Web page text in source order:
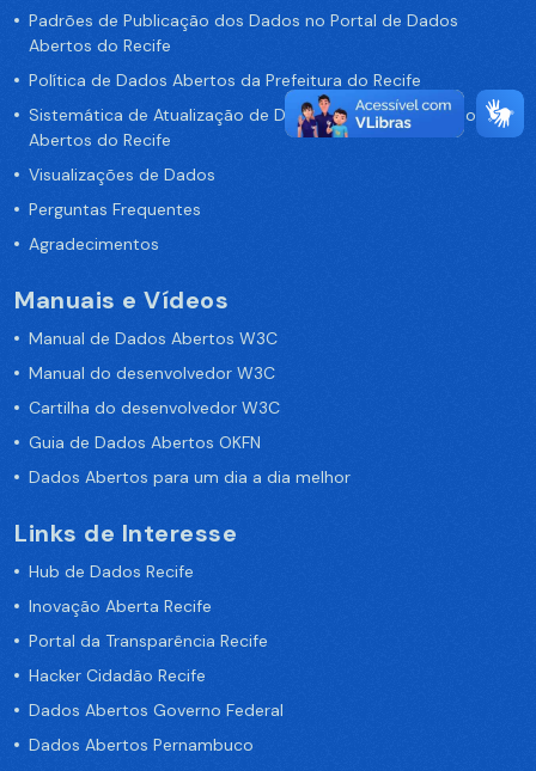
Padrões de Publicação dos Dados no Portal de Dados
Abertos do Recife
Política de Dados Abertos da Prefeitura do Recife
Sistemática de Atualização de Dados do Portal de Dados
Abertos do Recife
Visualizações de Dados
Perguntas Frequentes
Agradecimentos
Manuais e Vídeos
Manual de Dados Abertos W3C
Manual do desenvolvedor W3C
Cartilha do desenvolvedor W3C
Guia de Dados Abertos OKFN
Dados Abertos para um dia a dia melhor
Links de Interesse
Hub de Dados Recife
Inovação Aberta Recife
Portal da Transparência Recife
Hacker Cidadão Recife
Dados Abertos Governo Federal
Dados Abertos Pernambuco